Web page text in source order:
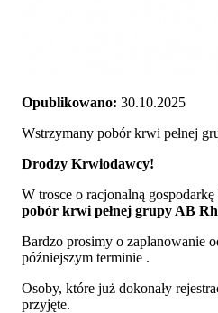
Opublikowano: 30.10.2025
Wstrzymany pobór krwi pełnej
Drodzy Krwiodawcy!
W trosce o racjonalną
pobór krwi pełnej grupy AB
Bardzo prosimy o zaplanowanie
późniejszym terminie .
Osoby, które już dokonały
przyjęte.